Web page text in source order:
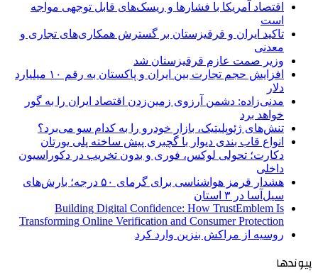
اقتصاد آمریکا با فشارها و ریسک‌های قابل توجهی مواجه
است
تاکید ایران و قرقیزستان بر گسترش همکاری‌های تجاری و
معدنی
وزیر صمت عازم قرقیزستان شد
افزایش حجم تجارت بین ایران و پاکستان به رقم ۱۰ میلیارد
دلار
مدنی‌زاده: دشمن آرزوی زمین‌زدن اقتصاد ایران را به گور
خواهد برد
تنش‌های ژئوپلیتیک، بازار خودرو را به کدام سو می‌برد؟
انواع قاب بندی دیوار با گچبری پیش ساخته پلی یورتان
دکارت؛ تحولی لوکس، فوری و بدون تخریب در دکوراسیون
داخلی
هشدار قرمز هواشناسی برای گرمای ۵۰ درجه؛ بارش‌های
سیل‌آسا در ۳ استان
Building Digital Confidence: How TrustEmblem Is
Transforming Online Verification and Consumer Protection
روسیه از مراکش بنزین وارد کرد
پیوندها